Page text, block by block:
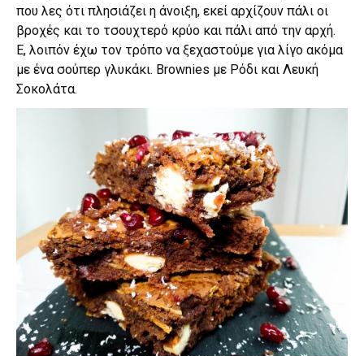
που λες ότι πλησιάζει η άνοιξη, εκεί αρχίζουν πάλι οι
βροχές και το τσουχτερό κρύο και πάλι από την αρχή.
Ε, λοιπόν έχω τον τρόπο να ξεχαστούμε για λίγο ακόμα
με ένα σούπερ γλυκάκι. Brownies με Ρόδι και Λευκή
Σοκολάτα.